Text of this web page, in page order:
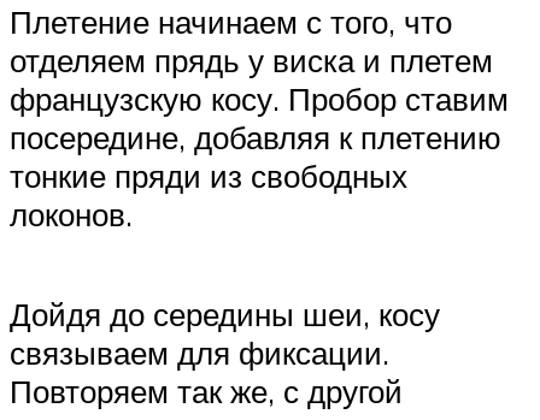
Плетение начинаем с того, что
отделяем прядь у виска и плетем
французскую косу. Пробор ставим
посередине, добавляя к плетению
тонкие пряди из свободных
локонов.
Дойдя до середины шеи, косу
связываем для фиксации.
Повторяем так же, с другой